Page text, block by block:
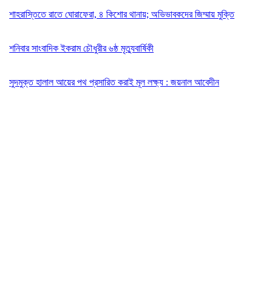
শাহরাস্তিতে রাতে ঘোরাফেরা, ৪ কিশোর থানায়; অভিভাবকদের জিম্মায় মুক্তি
শনিবার সাংবাদিক ইকরাম চৌধুরীর ৬ষ্ঠ মৃত্যুবার্ষিকী
সুদমুক্ত হালাল আয়ের পথ প্রসারিত করাই মূল লক্ষ্য : জয়নাল আবেদীন